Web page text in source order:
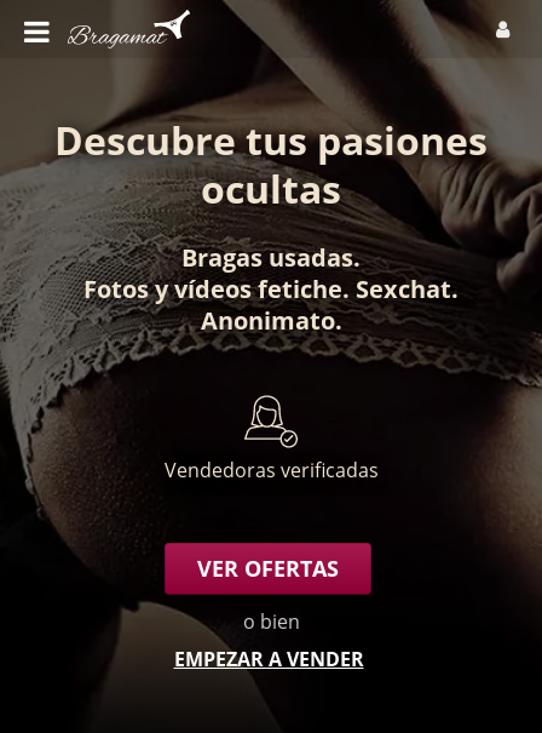
Descubre tus pasiones
ocultas
Bragas usadas.
Fotosyvídeos fetiche. Sexchat.
Anonimato.
Vendedoras verificadas
VER OFERTAS
o bien
EMPEZAR A VENDER